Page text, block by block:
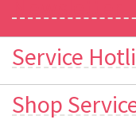
Service
Shop